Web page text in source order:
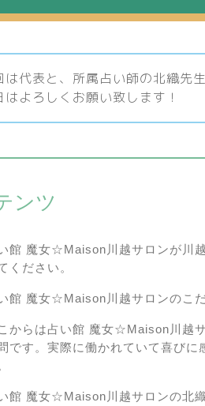
は代表と、所属占い師の北織先
はよろしくお願い致します！
ンツ
館 魔女☆Maison川越サロンが川
ください。
館 魔女☆Maison川越サロンのこ
からは占い館 魔女☆Maison川越
です。実際に働かれていて喜びに
館 魔女☆Maison川越サロンの北